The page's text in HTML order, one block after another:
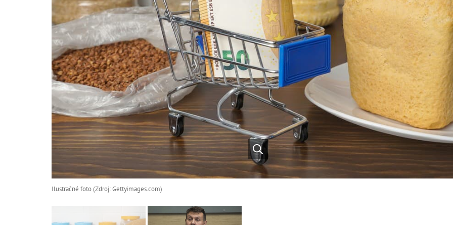
Ilustračné foto (Zdroj: Gettyimages.com)